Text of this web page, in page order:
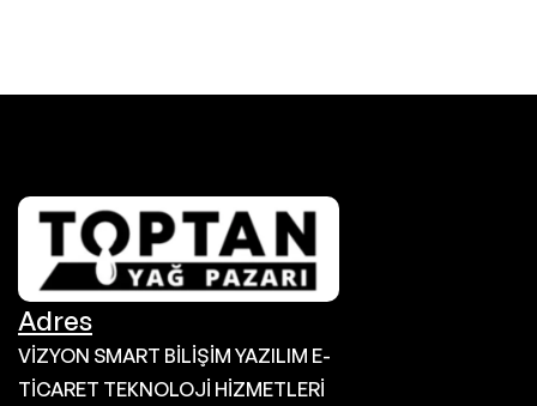
Adres
VİZYON SMART BİLİŞİM YAZILIM E-
TİCARET TEKNOLOJİ HİZMETLERİ